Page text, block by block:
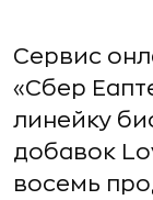
Сервис
«Сбер
линейку
добавок
восемь